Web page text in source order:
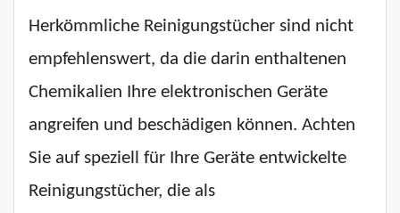
Herkömmliche Reinigungstücher sind nicht
empfehlenswert, da die darin enthaltenen
Chemikalien Ihre elektronischen Geräte
angreifen und beschädigen können. Achten
Sie auf speziell für Ihre Geräte entwickelte
Reinigungstücher, die als